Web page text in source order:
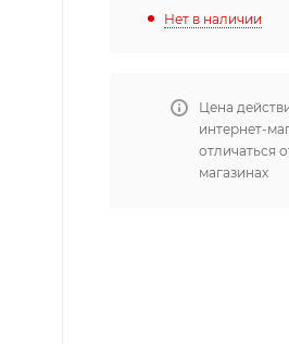
Нет в наличии
Цена
интернет-
отличаться
магазинах